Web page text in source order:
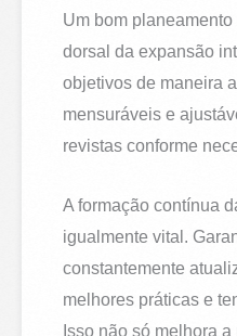
Um bom
dorsal da expansão
objetivos de maneira
mensuráveis e
revistas conforme
A formação contínua
igualmente vital.
constantemente
melhores práticas e
Isso não só melhora